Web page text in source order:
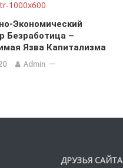
Экономический
Безработица –
Язва Капитализма
Admin
ДРУЗЬЯ САЙТА